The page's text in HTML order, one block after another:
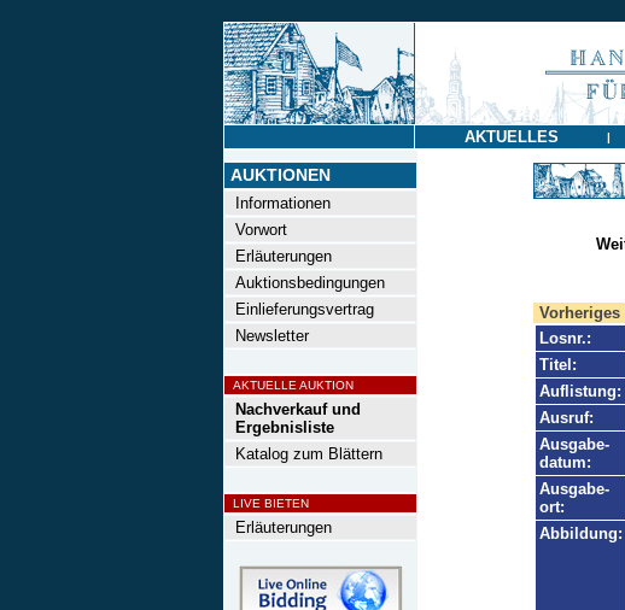
AKTUELLES |
AUKTIONEN
Informationen
Vorwort
Erläuterungen
Auktionsbedingungen
Einlieferungsvertrag
Newsletter
AKTUELLE AUKTION
Nachverkauf und
Ergebnisliste
Katalog zum Blättern
LIVE BIETEN
Erläuterungen
Vorheriges
Losnr.:
Titel:
Auflistung:
Ausruf:
Ausgabe-
datum:
Ausgabe-
ort:
Abbildung: